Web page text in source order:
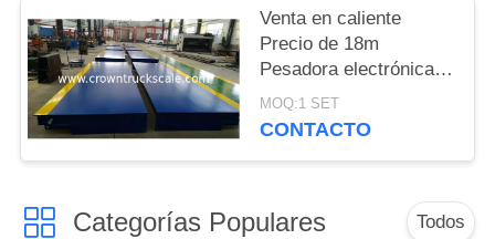
Venta en caliente
Precio de 18m
Pesadora electrónica
Balanza 30t 50t 60t 70t
80t 100t
MOQ:1 SET
CONTACTO
Categorías Populares Todos